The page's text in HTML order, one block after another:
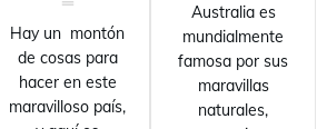
Hay un montón
de cosas para
hacer en este
maravilloso país,
Australia es
mundialmente
famosa por sus
maravillas
naturales,